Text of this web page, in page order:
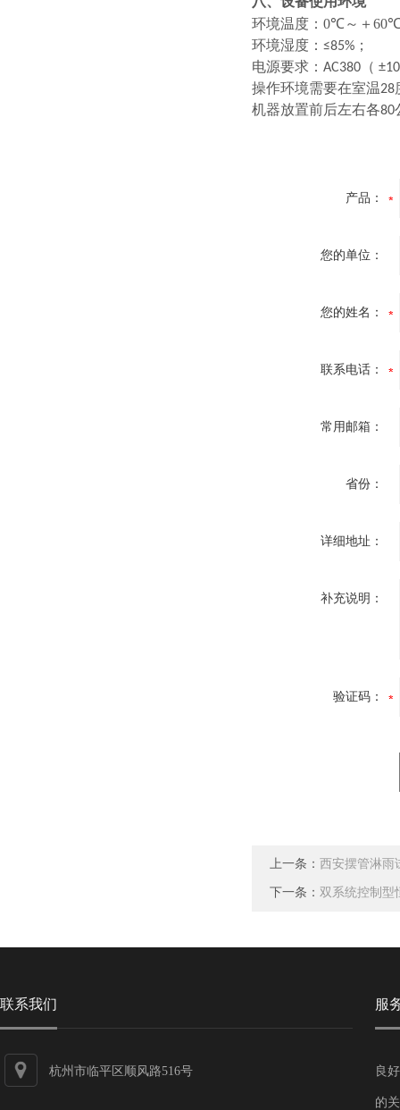
环境温度： 0℃～＋60
环境湿度：≤85%；
电源要求：AC380（
操作环境需要在室温
机器放置前后左右各
产品：
您的单位：
您的姓名：
联系电话：
常用邮箱：
省份：
详细地址：
补充说明：
验证码：
上一条： 西安摆管淋雨
下一条： 双系统控制型
联系我们
杭州市临平区顺风路516号
服
良
的